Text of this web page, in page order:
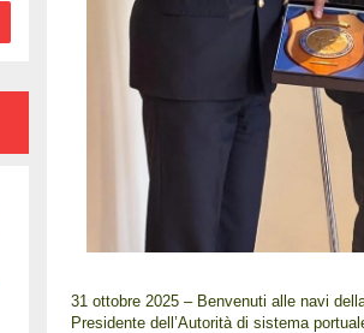
31 ottobre 2025 – Benvenuti alle navi
Presidente dell’Autorità di sistema